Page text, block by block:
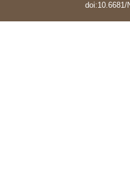
doi:10.6681/